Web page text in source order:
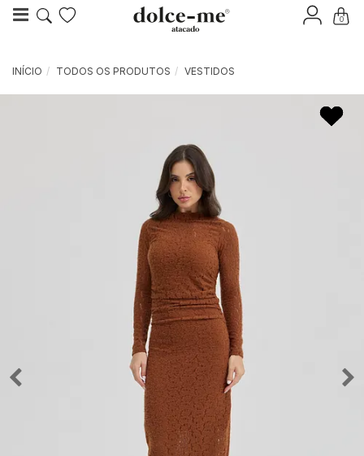
0
INÍCIO TODOS OS PRODUTOS VESTIDOS